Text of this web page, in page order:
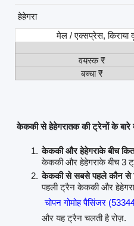
हेहेगरा
मेल / एक्सप्रेस, किराया
वयस्क ₹
बच्चा ₹
केककी से हेहेगरातक की ट्रेनों के बारे
केककी और हेहेगराके बीच
केककी और हेहेगराके बीच 3
केककी से सबसे पहले कौन से
पहली ट्रैन केककी और
चोपन गोमोह पैसिंजर
और यह ट्रैन चलती है रोज़.